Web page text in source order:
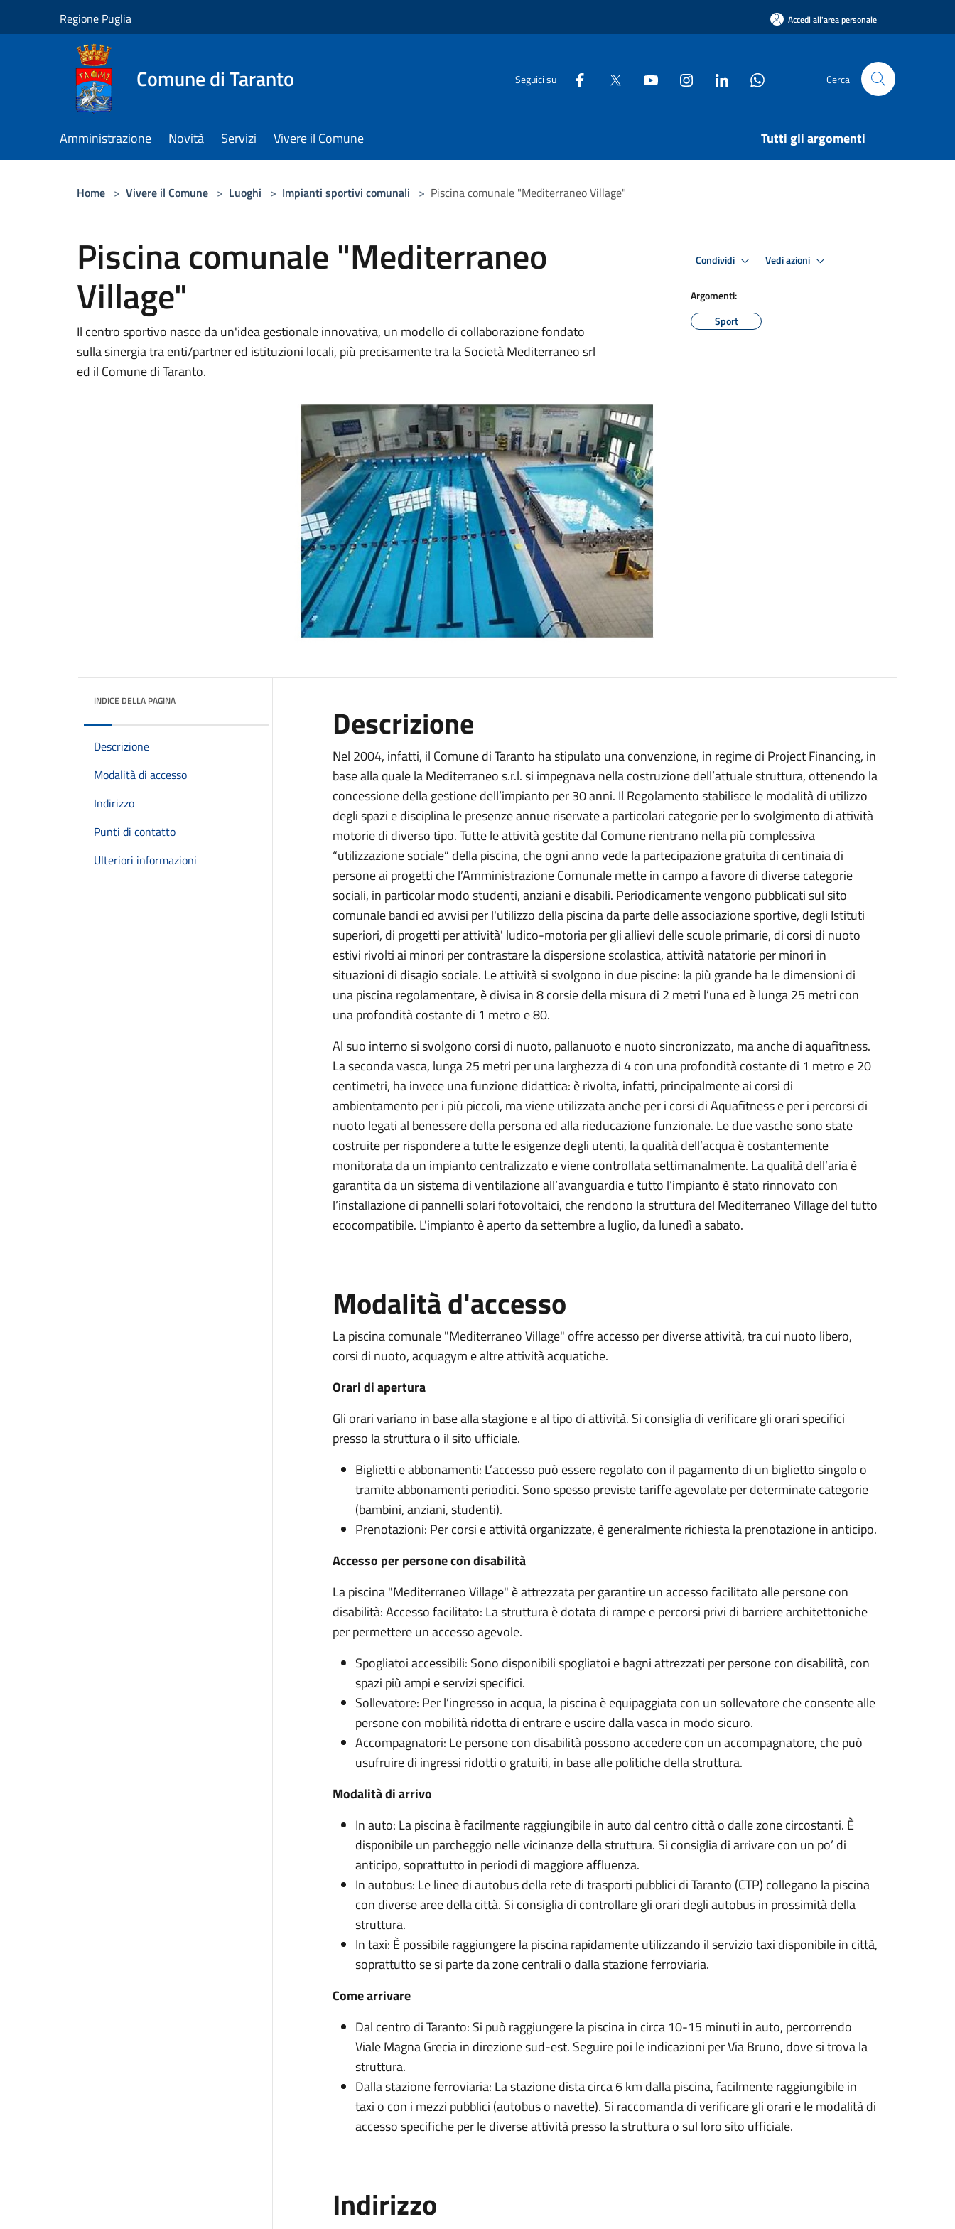
Regione Puglia Accedi all'area personale
Comune di Taranto Seguici su Cerca
Amministrazione Novità Servizi Vivere il Comune Tutti gli argomenti
Home > Vivere il Comune > Luoghi > Impianti sportivi comunali > Piscina comunale "Mediterraneo Village"
Piscina comunale "Mediterraneo
Village"
Il centro sportivo nasce da un'idea gestionale innovativa, un modello di collaborazione fondato
sulla sinergia tra enti/partner ed istituzioni locali, più precisamente tra la Società Mediterraneo srl
ed il Comune di Taranto.
Condividi Vedi azioni
Argomenti:
Sport
INDICE DELLA PAGINA
Descrizione
Modalità di accesso
Indirizzo
Punti di contatto
Ulteriori informazioni
Descrizione
Nel 2004, infatti, il Comune di Taranto ha stipulato una convenzione, in regime di Project Financing, in
base alla quale la Mediterraneo s.r.l. si impegnava nella costruzione dell’attuale struttura, ottenendo la
concessione della gestione dell’impianto per 30 anni. Il Regolamento stabilisce le modalità di utilizzo
degli spazi e disciplina le presenze annue riservate a particolari categorie per lo svolgimento di attività
motorie di diverso tipo. Tutte le attività gestite dal Comune rientrano nella più complessiva
“utilizzazione sociale” della piscina, che ogni anno vede la partecipazione gratuita di centinaia di
persone ai progetti che l’Amministrazione Comunale mette in campo a favore di diverse categorie
sociali, in particolar modo studenti, anziani e disabili. Periodicamente vengono pubblicati sul sito
comunale bandi ed avvisi per l'utilizzo della piscina da parte delle associazione sportive, degli Istituti
superiori, di progetti per attività' ludico-motoria per gli allievi delle scuole primarie, di corsi di nuoto
estivi rivolti ai minori per contrastare la dispersione scolastica, attività natatorie per minori in
situazioni di disagio sociale. Le attività si svolgono in due piscine: la più grande ha le dimensioni di
una piscina regolamentare, è divisa in 8 corsie della misura di 2 metri l’una ed è lunga 25 metri con
una profondità costante di 1 metro e 80.
Al suo interno si svolgono corsi di nuoto, pallanuoto e nuoto sincronizzato, ma anche di aquafitness.
La seconda vasca, lunga 25 metri per una larghezza di 4 con una profondità costante di 1 metro e 20
centimetri, ha invece una funzione didattica: è rivolta, infatti, principalmente ai corsi di
ambientamento per i più piccoli, ma viene utilizzata anche per i corsi di Aquafitness e per i percorsi di
nuoto legati al benessere della persona ed alla rieducazione funzionale. Le due vasche sono state
costruite per rispondere a tutte le esigenze degli utenti, la qualità dell’acqua è costantemente
monitorata da un impianto centralizzato e viene controllata settimanalmente. La qualità dell’aria è
garantita da un sistema di ventilazione all’avanguardia e tutto l’impianto è stato rinnovato con
l’installazione di pannelli solari fotovoltaici, che rendono la struttura del Mediterraneo Village del tutto
ecocompatibile. L'impianto è aperto da settembre a luglio, da lunedì a sabato.
Modalità d'accesso
La piscina comunale "Mediterraneo Village" offre accesso per diverse attività, tra cui nuoto libero,
corsi di nuoto, acquagym e altre attività acquatiche.
Orari di apertura
Gli orari variano in base alla stagione e al tipo di attività. Si consiglia di verificare gli orari specifici
presso la struttura o il sito ufficiale.
Biglietti e abbonamenti: L’accesso può essere regolato con il pagamento di un biglietto singolo o
tramite abbonamenti periodici. Sono spesso previste tariffe agevolate per determinate categorie
(bambini, anziani, studenti).
Prenotazioni: Per corsi e attività organizzate, è generalmente richiesta la prenotazione in anticipo.
Accesso per persone con disabilità
La piscina "Mediterraneo Village" è attrezzata per garantire un accesso facilitato alle persone con
disabilità: Accesso facilitato: La struttura è dotata di rampe e percorsi privi di barriere architettoniche
per permettere un accesso agevole.
Spogliatoi accessibili: Sono disponibili spogliatoi e bagni attrezzati per persone con disabilità, con
spazi più ampi e servizi specifici.
Sollevatore: Per l’ingresso in acqua, la piscina è equipaggiata con un sollevatore che consente alle
persone con mobilità ridotta di entrare e uscire dalla vasca in modo sicuro.
Accompagnatori: Le persone con disabilità possono accedere con un accompagnatore, che può
usufruire di ingressi ridotti o gratuiti, in base alle politiche della struttura.
Modalità di arrivo
In auto: La piscina è facilmente raggiungibile in auto dal centro città o dalle zone circostanti. È
disponibile un parcheggio nelle vicinanze della struttura. Si consiglia di arrivare con un po’ di
anticipo, soprattutto in periodi di maggiore affluenza.
In autobus: Le linee di autobus della rete di trasporti pubblici di Taranto (CTP) collegano la piscina
con diverse aree della città. Si consiglia di controllare gli orari degli autobus in prossimità della
struttura.
In taxi: È possibile raggiungere la piscina rapidamente utilizzando il servizio taxi disponibile in città,
soprattutto se si parte da zone centrali o dalla stazione ferroviaria.
Come arrivare
Dal centro di Taranto: Si può raggiungere la piscina in circa 10-15 minuti in auto, percorrendo
Viale Magna Grecia in direzione sud-est. Seguire poi le indicazioni per Via Bruno, dove si trova la
struttura.
Dalla stazione ferroviaria: La stazione dista circa 6 km dalla piscina, facilmente raggiungibile in
taxi o con i mezzi pubblici (autobus o navette). Si raccomanda di verificare gli orari e le modalità di
accesso specifiche per le diverse attività presso la struttura o sul loro sito ufficiale.
Indirizzo